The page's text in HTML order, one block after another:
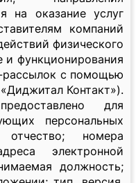
на оказание услуг
компаний
физического
и функционирования
рассылок с помощью
Контакт»).
для
персональных
номера
электронной
должность;